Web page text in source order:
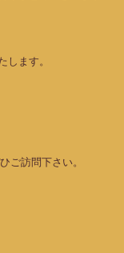
します。
ご訪問下さい。